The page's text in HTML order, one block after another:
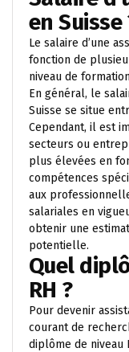
en Suisse
Le salaire d’une
fonction de
niveau de
En général, le
Suisse se situe
Cependant, il est
secteurs ou
plus élevées en
compétences
aux
salariales en
obtenir une
potentielle.
Quel
RH ?
Pour devenir
courant de
diplôme de niveau